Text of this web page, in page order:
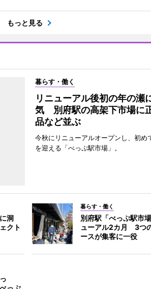
もっと見る
暮らす・働く
リニューアル後初の年の瀬
気 別府駅の高架下市場に
品など並ぶ
今秋にリニューアルオープンし、初め
を迎える「べっぷ駅市場」。
洞
クト
暮らす・働く
別府駅「べっぷ駅市
ューアル2カ月 3つ
ースが集客に一役